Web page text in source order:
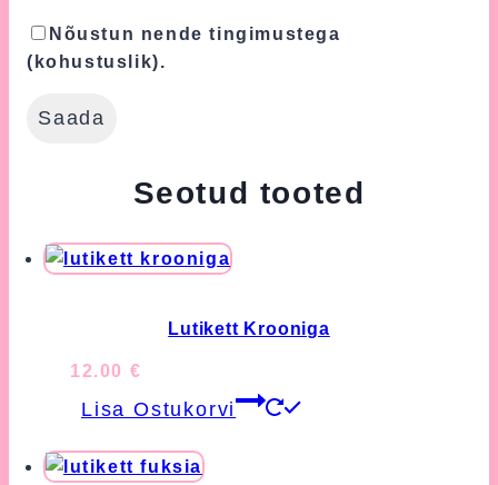
Nõustun nende tingimustega
(kohustuslik).
Seotud tooted
Lutikett Krooniga
12.00 €
Lisa Ostukorvi